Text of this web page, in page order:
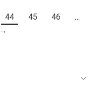
44 45 46
…
→